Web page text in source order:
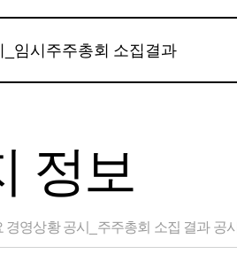
임시주주총회 소집결과
정보
경영상황 공시_주주총회 소집 결과 공